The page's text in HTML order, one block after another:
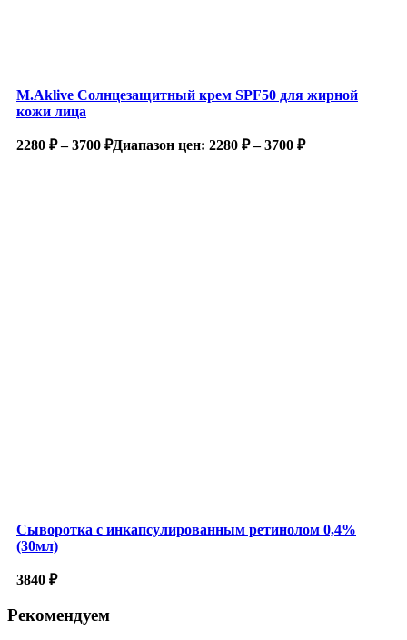
M.Aklive Солнцезащитный крем SPF50 для жирной
кожи лица
2280 ₽ – 3700 ₽Диапазон цен: 2280 ₽ – 3700 ₽
Сыворотка с инкапсулированным ретинолом 0,4%
(30мл)
3840 ₽
Рекомендуем